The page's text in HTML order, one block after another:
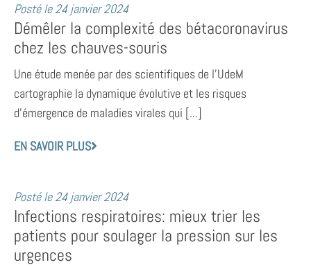
Posté le24 janvier 2024
Démêler la complexité des bétacoronavirus
chez les chauves-souris
Une étude menée par des scientifiques de l’UdeM
cartographie la dynamique évolutive et les risques
d’émergence de maladies virales qui [...]
EN SAVOIR PLUS
Posté le24 janvier 2024
Infections respiratoires: mieux trier les
patients pour soulager la pression sur les
urgences